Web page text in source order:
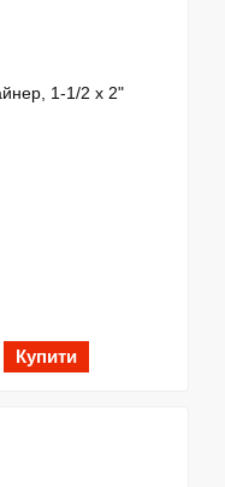
Купити